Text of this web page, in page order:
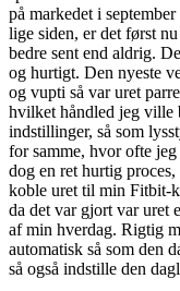
på markedet i
lige siden, er det først
bedre sent end aldrig.
og hurtigt. Den nyeste
og vupti så var uret
hvilket håndled jeg ville
indstillinger, så som
for samme, hvor ofte
dog en ret hurtig
koble uret til min Fitbit-
da det var gjort var uret
af min hverdag. Rigtig
automatisk så som den
så også indstille den